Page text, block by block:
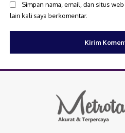
Simpan nama, email, dan situs
lain kali saya berkomentar.